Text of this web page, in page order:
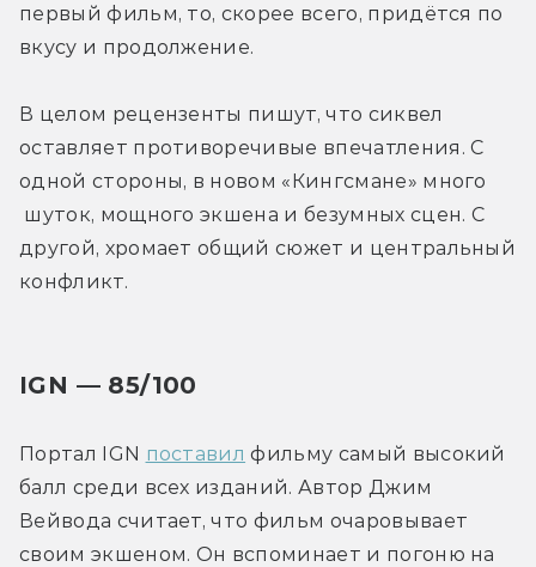
первый фильм, то, скорее всего, придётся по
вкусу и продолжение.
В целом рецензенты пишут, что сиквел
оставляет противоречивые впечатления. С
одной стороны, в новом «Кингсмане» много
шуток, мощного экшена и безумных сцен. С
другой, хромает общий сюжет и центральный
конфликт.
IGN — 85/100
Портал IGN поставил фильму самый высокий
балл среди всех изданий. Автор Джим
Вейвода считает, что фильм очаровывает
своим экшеном. Он вспоминает и погоню на